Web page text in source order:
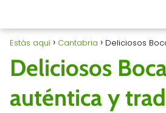
Estás aquí Cantabria Deliciosos
Deliciosos
auténtica y